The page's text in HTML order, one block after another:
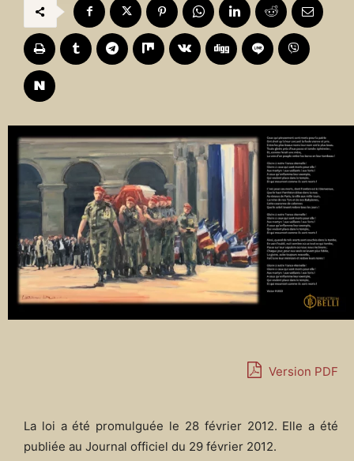
Version PDF
La loi a été promulguée le 28 février 2012. Elle a été
publiée au Journal officiel du 29 février 2012.